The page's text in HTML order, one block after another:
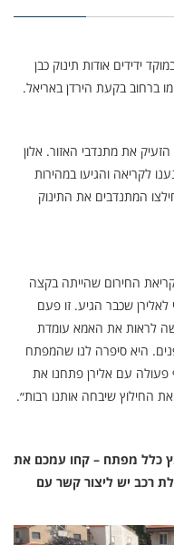
קריאה במוקד ידידים אודות תינוק כבן
ברחוב בקעת הירדן באריאל.
את מתנדבי האזור. אלון
לקריאה והגיעו במהירות
המתנדבים את התינוק
החירום שהייתה בקצה
שכבר הגיע. זו פעם
לראות את האמא עומדת
היא סיפרה לנו שהמפתח
פעולה עם אלירן פתחנו את
החילוץ שיבחה אותנו רבות״.
כלל מפתח – קחו עמכם את
רכב יש ליצור קשר עם